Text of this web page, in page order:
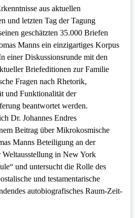
aus aktuellen
und letzten Tag der Tagung
geschätzten 35.000 Briefen
Manns ein einzigartiges Korpus
einer Diskussionsrunde mit den
Briefeditionen zur Familie
Fragen nach Rhetorik,
und Funktionalität der
beantwortet werden.
Dr. Johannes Endres
Beitrag über Mikrokosmische
Manns Beteiligung an der
Weltausstellung in New York
und untersucht die Rolle des
und testamentarische
autobiografisches Raum-Zeit-